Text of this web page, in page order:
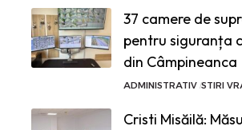
37 camere de
pentru siguranța
din Câmpineanca
ADMINISTRATIV STIRI
Cristi Misăilă: